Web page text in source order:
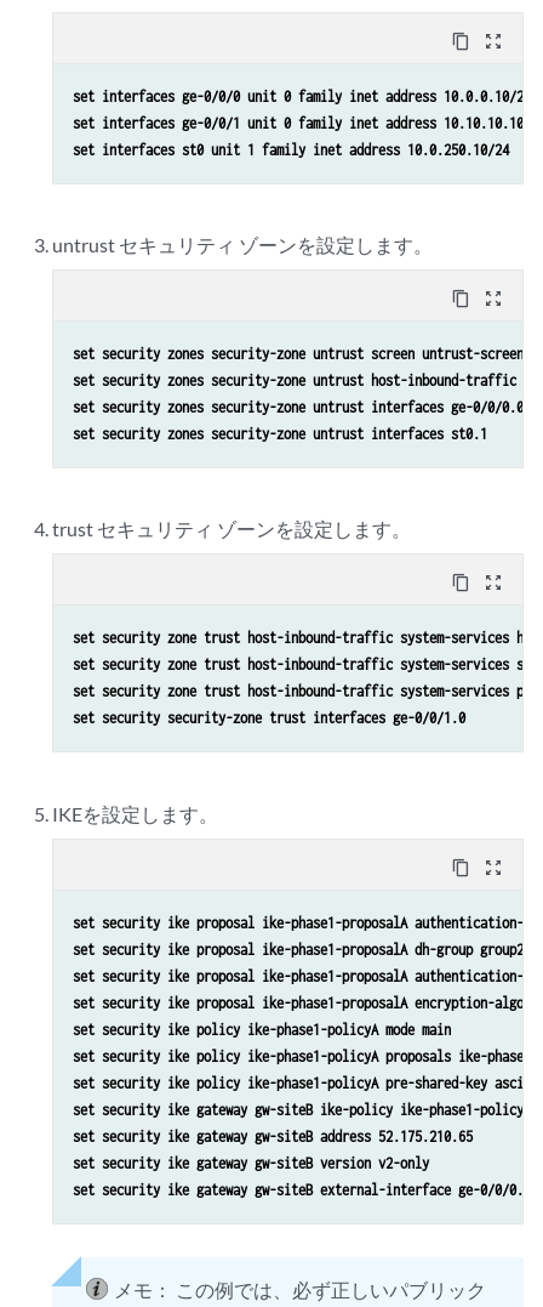
content_copy zoom_out_map
set interfaces ge-0/0/0 unit 0 family inet address 10.0.0.10/24
set interfaces ge-0/0/1 unit 0 family inet address 10.10.10.10/
set interfaces st0 unit 1 family inet address 10.0.250.10/24
untrust セキュリティ ゾーンを設定します。
content_copy zoom_out_map
set security zones security-zone untrust screen untrust-screen
set security zones security-zone untrust host-inbound-traffic
set security zones security-zone untrust interfaces ge-0/0/0.0
set security zones security-zone untrust interfaces st0.1
trust セキュリティ ゾーンを設定します。
content_copy zoom_out_map
set security zone trust host-inbound-traffic system-services
set security zone trust host-inbound-traffic system-services ssh
set security zone trust host-inbound-traffic system-services
set security security-zone trust interfaces ge-0/0/1.0
IKEを設定します。
content_copy zoom_out_map
set security ike proposal ike-phase1-proposalA authentication-
set security ike proposal ike-phase1-proposalA dh-group group2
set security ike proposal ike-phase1-proposalA authentication-
set security ike proposal ike-phase1-proposalA encryption-
set security ike policy ike-phase1-policyA mode main
set security ike policy ike-phase1-policyA proposals ike-phase1-
set security ike policy ike-phase1-policyA pre-shared-key
set security ike gateway gw-siteB ike-policy ike-phase1-policyA
set security ike gateway gw-siteB address 52.175.210.65
set security ike gateway gw-siteB version v2-only
set security ike gateway gw-siteB external-interface ge-0/0/0.0
メモ： この例では、必ず正しいパブリック